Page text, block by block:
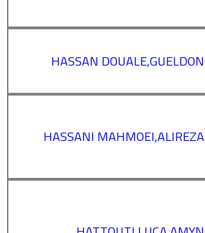
HASSAN DOUALE,GUELDON
HASSANI MAHMOEI,ALIREZA